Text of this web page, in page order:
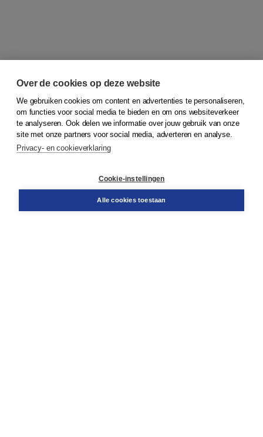
© 2026Koninklijke Boom uitgevers
Bestellen
Over de cookies op deze website
We gebruiken cookies om content en advertenties te personaliseren,
om functies voor social media te bieden en om ons websiteverkeer
te analyseren. Ook delen we informatie over jouw gebruik van onze
site met onze partners voor social media, adverteren en analyse.
Privacy- en cookieverklaring
Cookie-instellingen
Alle cookies toestaan